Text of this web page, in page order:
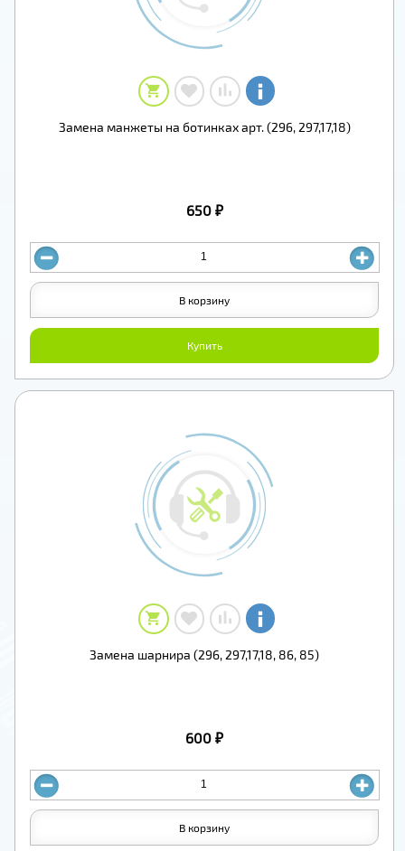
Замена манжеты на ботинках арт. (296, 297,17,18)
650 ₽
Купить
В корзину
Замена шарнира (296, 297,17,18, 86, 85)
600 ₽
В корзину